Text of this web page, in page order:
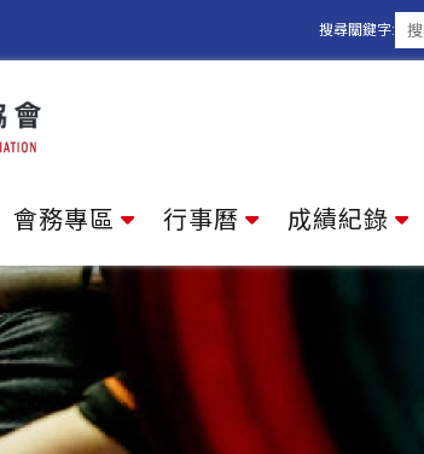
搜尋關鍵字:
會務專區 行事曆 成績紀錄